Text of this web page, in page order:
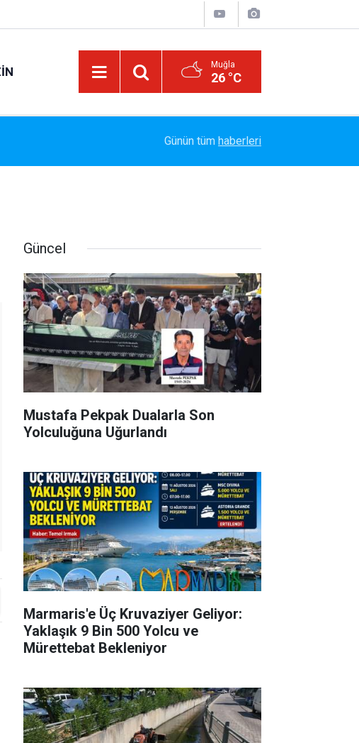
Muğla
26 °C
MARMARİS'TE DERELERDE TEMİZLİK
Günün tüm haberleri
Güncel
Mustafa Pekpak Dualarla Son
Yolculuğuna Uğurlandı
Marmaris'e Üç Kruvaziyer Geliyor:
Yaklaşık 9 Bin 500 Yolcu ve
Mürettebat Bekleniyor